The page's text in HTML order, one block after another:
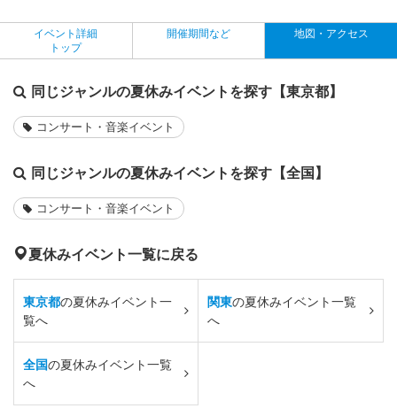
イベント詳細
トップ
開催期間など 地図・アクセス
同じジャンルの夏休みイベントを探す【東京都】
コンサート・音楽イベント
同じジャンルの夏休みイベントを探す【全国】
コンサート・音楽イベント
夏休みイベント一覧に戻る
東京都の夏休みイベント一
覧へ
関東の夏休みイベント一覧
へ
全国の夏休みイベント一覧
へ